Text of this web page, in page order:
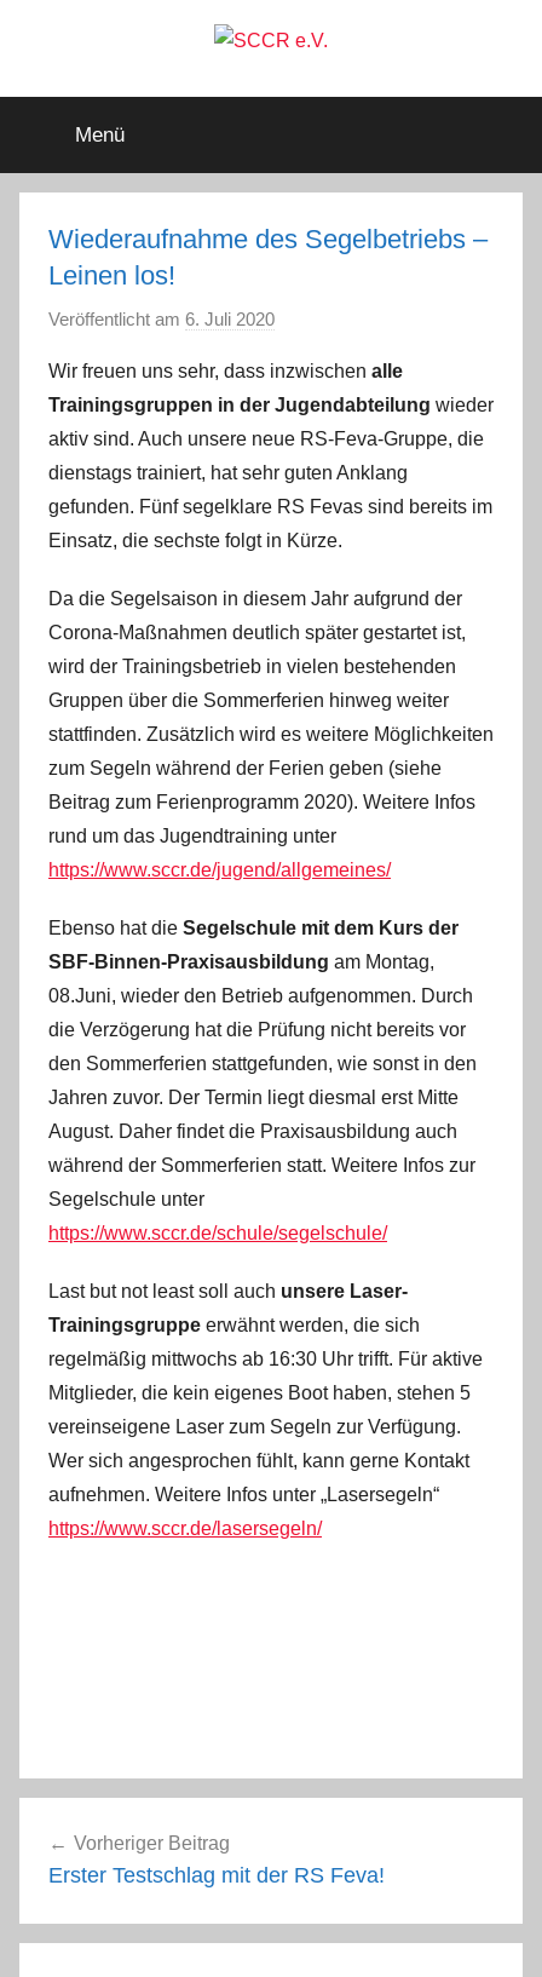
SCCR
e.V.
Deutschen
Segler-
Verband
Menü
Wiederaufnahme des Segelbetriebs –
Leinen los!
Veröffentlicht am 6. Juli 2020
n
G
u
n
h
r
R
e
i
n
e
Wir freuen uns sehr, dass inzwischen alle
Trainingsgruppen in der Jugendabteilung wieder
aktiv sind. Auch unsere neue RS-Feva-Gruppe, die
dienstags trainiert, hat sehr guten Anklang
gefunden. Fünf segelklare RS Fevas sind bereits im
Einsatz, die sechste folgt in Kürze.
Da die Segelsaison in diesem Jahr aufgrund der
Corona-Maßnahmen deutlich später gestartet ist,
wird der Trainingsbetrieb in vielen bestehenden
Gruppen über die Sommerferien hinweg weiter
stattfinden. Zusätzlich wird es weitere Möglichkeiten
zum Segeln während der Ferien geben (siehe
Beitrag zum Ferienprogramm 2020). Weitere Infos
rund um das Jugendtraining unter
https://www.sccr.de/jugend/allgemeines/
Ebenso hat die Segelschule mit dem Kurs der
SBF-Binnen-Praxisausbildung am Montag,
08.Juni, wieder den Betrieb aufgenommen. Durch
die Verzögerung hat die Prüfung nicht bereits vor
den Sommerferien stattgefunden, wie sonst in den
Jahren zuvor. Der Termin liegt diesmal erst Mitte
August. Daher findet die Praxisausbildung auch
während der Sommerferien statt. Weitere Infos zur
Segelschule unter
https://www.sccr.de/schule/segelschule/
Last but not least soll auch unsere Laser-
Trainingsgruppe erwähnt werden, die sich
regelmäßig mittwochs ab 16:30 Uhr trifft. Für aktive
Mitglieder, die kein eigenes Boot haben, stehen 5
vereinseigene Laser zum Segeln zur Verfügung.
Wer sich angesprochen fühlt, kann gerne Kontakt
aufnehmen. Weitere Infos unter „Lasersegeln“
https://www.sccr.de/lasersegeln/
Vorheriger Beitrag
Erster Testschlag mit der RS Feva!